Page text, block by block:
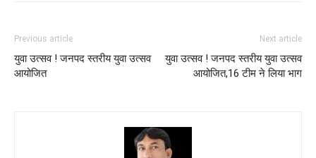
Previous article
युवा उत्सव ! जनपद स्तरीय युवा उत्सव
आयोजित
Next article
युवा उत्सव ! जनपद स्तरीय युवा उत्सव
आयोजित,16 टीम ने लिया भाग